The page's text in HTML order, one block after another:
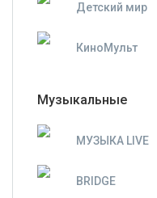
Детский мир
КиноМульт
Музыкальные
МУЗЫКА LIVE
BRIDGE